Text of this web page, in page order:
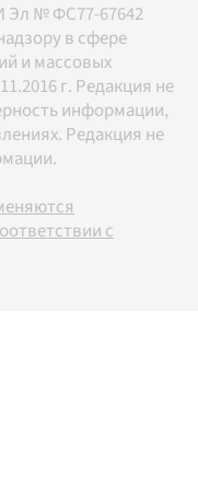
Эл № ФС77-67642
в сфере
и массовых
г. Редакция не
информации,
Редакция не
с